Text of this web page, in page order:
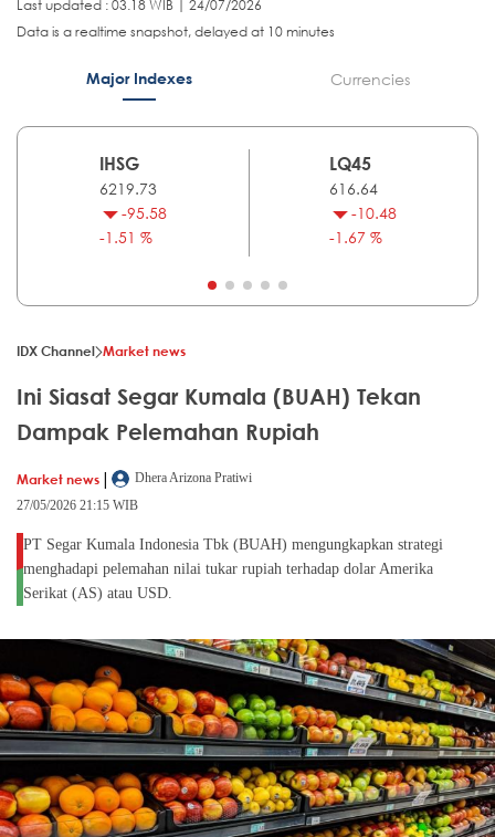
Last updated : 03.18 WIB | 24/07/2026
Data is a realtime snapshot, delayed at 10 minutes
Major Indexes Currencies
IHSG
6219.73
-95.58
-1.51 %
LQ45
616.64
-10.48
-1.67 %
IDX Channel Market news
Ini Siasat Segar Kumala (BUAH) Tekan
Dampak Pelemahan Rupiah
Market news |
Dhera Arizona Pratiwi
27/05/2026 21:15 WIB
PT Segar Kumala Indonesia Tbk (BUAH) mengungkapkan strategi
menghadapi pelemahan nilai tukar rupiah terhadap dolar Amerika
Serikat (AS) atau USD.